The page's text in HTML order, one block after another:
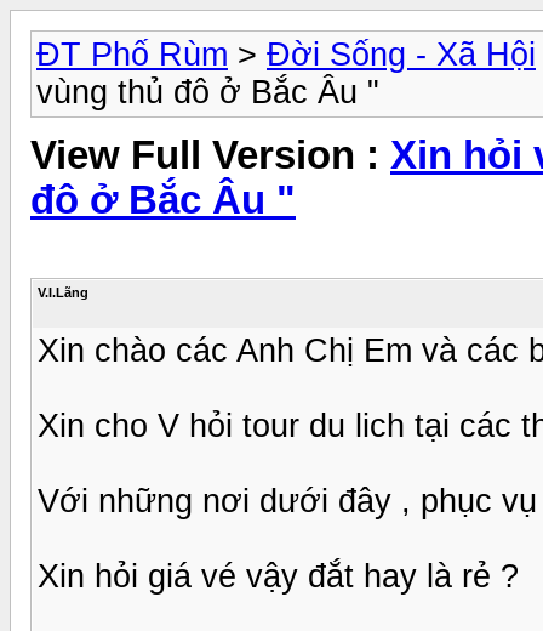
ĐT Phố Rùm > Đời Sống - Xã Hội
vùng thủ đô ở Bắc Âu "
View Full Version : Xin hỏi
đô ở Bắc Âu "
V.I.Lãng
Xin chào các Anh Chị Em và các
Xin cho V hỏi tour du lich tại các
Với những nơi dưới đây , phục
Xin hỏi giá vé vậy đắt hay là rẻ ?